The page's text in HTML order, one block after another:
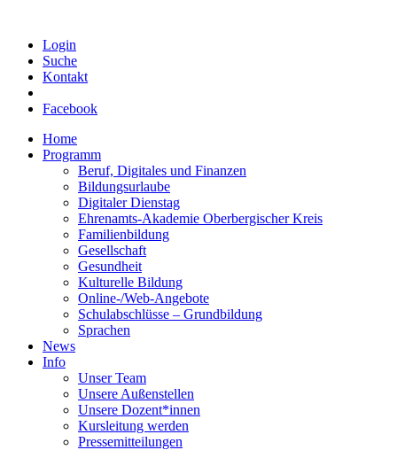
Login
Suche
Kontakt
Facebook
Home
Programm
Beruf, Digitales und Finanzen
Bildungsurlaube
Digitaler Dienstag
Ehrenamts-Akademie Oberbergischer Kreis
Familienbildung
Gesellschaft
Gesundheit
Kulturelle Bildung
Online-/Web-Angebote
Schulabschlüsse – Grundbildung
Sprachen
News
Info
Unser Team
Unsere Außenstellen
Unsere Dozent*innen
Kursleitung werden
Pressemitteilungen